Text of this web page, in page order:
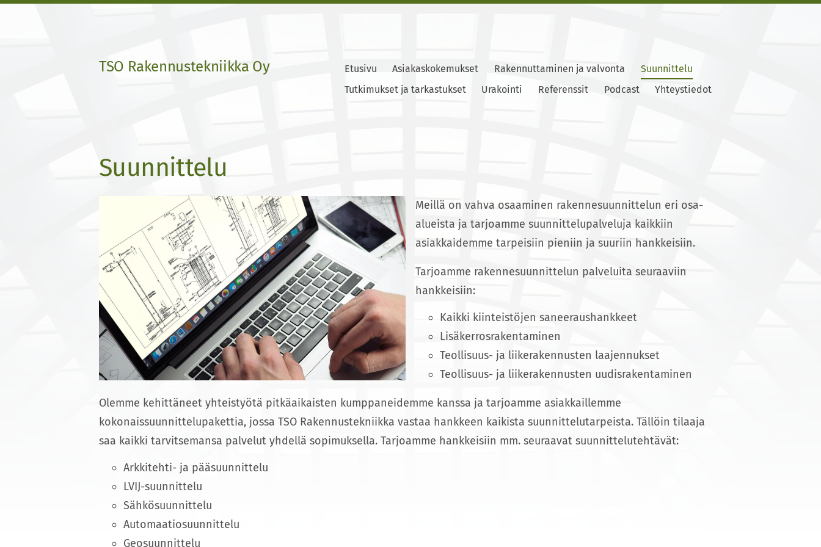
TSO Rakennustekniikka Oy Etusivu Asiakaskokemukset Rakennuttaminen ja valvonta
Suunnittelu
Tutkimukset ja tarkastukset
Urakointi Referenssit Podcast Yhteystiedot
Suunnittelu
Meillä on vahva osaaminen rakennesuunnittelun eri osa-
alueista ja tarjoamme suunnittelupalveluja kaikkiin
asiakkaidemme tarpeisiin pieniin ja suuriin hankkeisiin.
Tarjoamme rakennesuunnittelun palveluita seuraaviin
hankkeisiin:
Kaikki kiinteistöjen saneeraushankkeet
Lisäkerrosrakentaminen
Teollisuus- ja liikerakennusten laajennukset
Teollisuus- ja liikerakennusten uudisrakentaminen
Olemme kehittäneet yhteistyötä pitkäaikaisten kumppaneidemme kanssa ja tarjoamme asiakkaillemme
kokonaissuunnittelupakettia, jossa TSO Rakennustekniikka vastaa hankkeen kaikista suunnittelutarpeista. Tällöin tilaaja
saa kaikki tarvitsemansa palvelut yhdellä sopimuksella. Tarjoamme hankkeisiin mm. seuraavat suunnittelutehtävät:
Arkkitehti- ja pääsuunnittelu
LVIJ-suunnittelu
Sähkösuunnittelu
Automaatiosuunnittelu
Geosuunnittelu